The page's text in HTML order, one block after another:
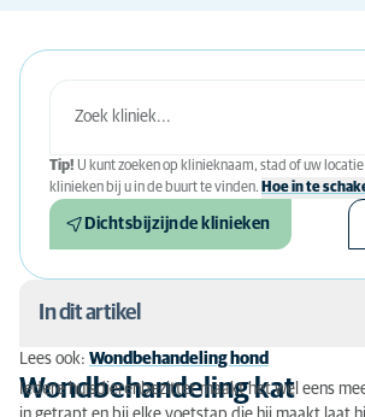
Tip! U kunt zoeken op klinieknaam, stad of uw
klinieken bij u in de buurt te vinden. Hoe in te
Dichtsbijzijnde klinieken
In dit artikel
Wondbehandeling kat
Lees ook: Wondbehandeling hond
Wondbehandeling kat
Iedere huisdierenbezitter maakt het wel eens